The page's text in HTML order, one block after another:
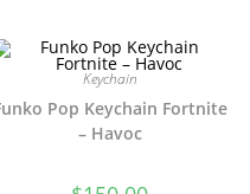
Keychain
Pop Keychain Fortnite
– Havoc